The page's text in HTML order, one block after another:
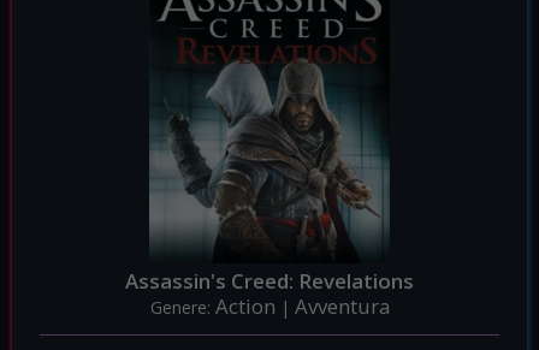
Assassin's Creed: Revelations
Genere: Action | Avventura